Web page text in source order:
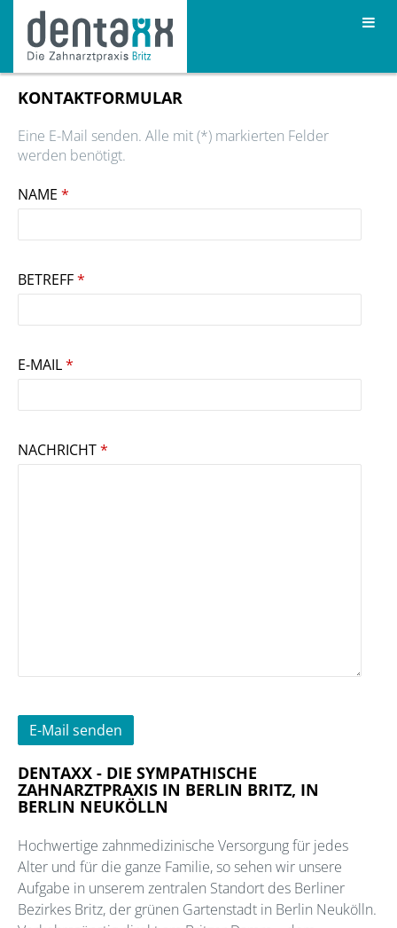
KONTAKTFORMULAR
Eine E-Mail senden. Alle mit (*) markierten Felder
werden benötigt.
NAME *
BETREFF*
E-MAIL*
NACHRICHT*
E-Mail senden
DENTAXX - DIE SYMPATHISCHE
ZAHNARZTPRAXIS IN BERLIN BRITZ, IN
BERLIN NEUKÖLLN
Hochwertige zahnmedizinische Versorgung für jedes
Alter und für die ganze Familie, so sehen wir unsere
Aufgabe in unserem zentralen Standort des Berliner
Bezirkes Britz, der grünen Gartenstadt in Berlin Neukölln.